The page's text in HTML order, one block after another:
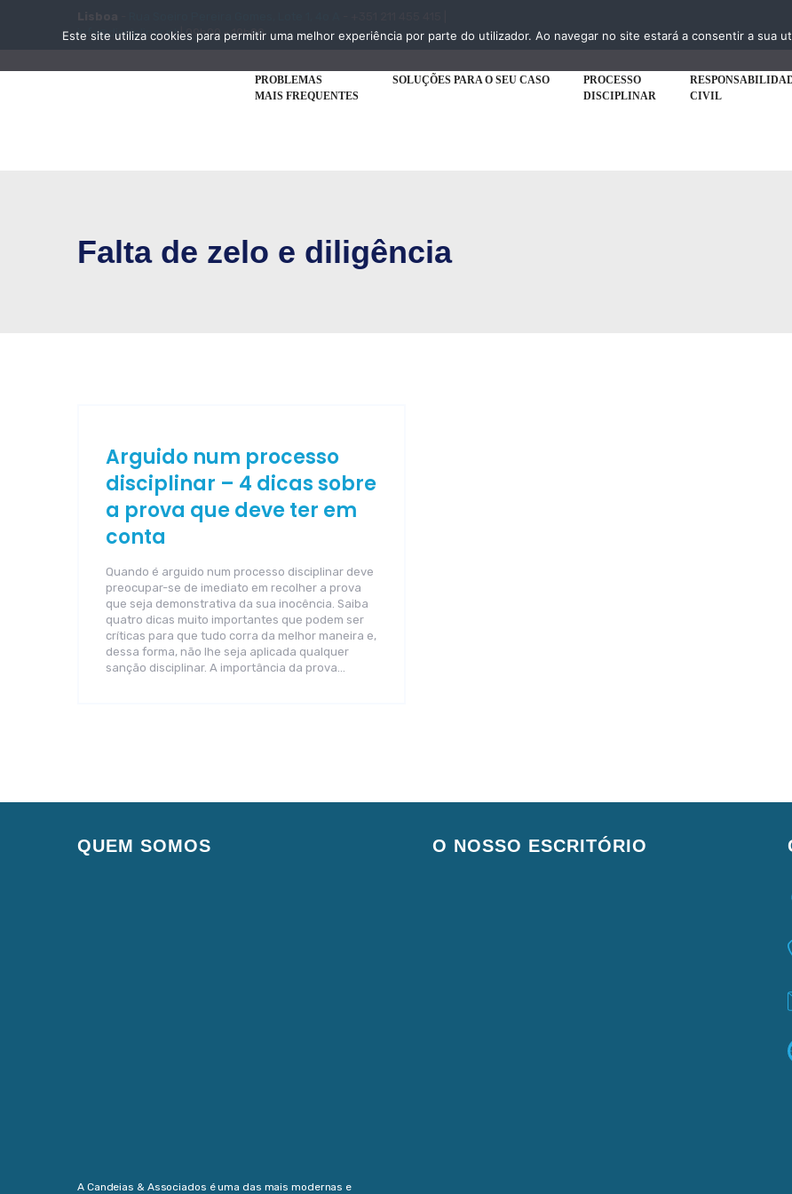
info@disciplinar.pt| 09h00 - 19h00
PROBLEMAS
MAIS FREQUENTES
SOLUÇÕES PARA O SEU CASO
PROCESSO
DISCIPLINAR
CIVIL
Falta de zelo e diligência
Arguido num processo
disciplinar – 4 dicas sobre
a prova que deve ter em
conta
Quando é arguido num processo disciplinar deve
preocupar-se de imediato em recolher a prova
que seja demonstrativa da sua inocência. Saiba
quatro dicas muito importantes que podem ser
críticas para que tudo corra da melhor maneira e,
dessa forma, não lhe seja aplicada qualquer
sanção disciplinar. A importância da prova…
QUEM SOMOS
A Candeias & Associados é uma das mais modernas e
O NOSSO ESCRITÓRIO
Este site utiliza cookies para permitir uma melhor experiência por parte do utilizador. Ao navegar no site estará a consentir a sua